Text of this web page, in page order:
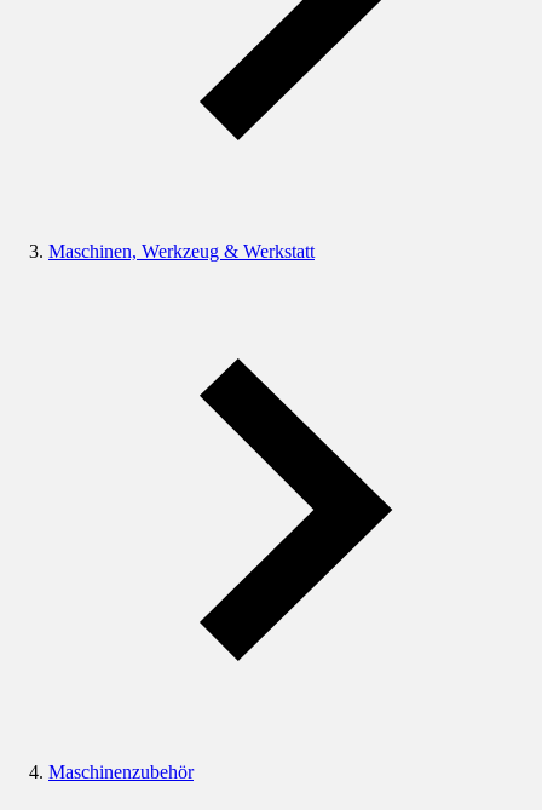
Maschinen, Werkzeug & Werkstatt
Maschinenzubehör